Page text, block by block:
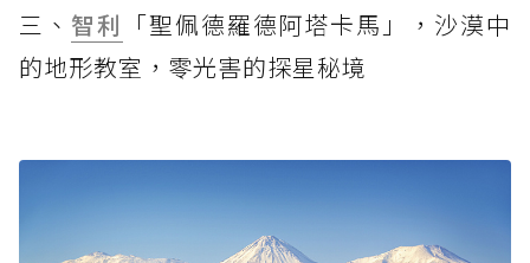
三、 智利 「聖佩德羅德阿塔卡馬」，沙漠中
的地形教室，零光害的探星秘境